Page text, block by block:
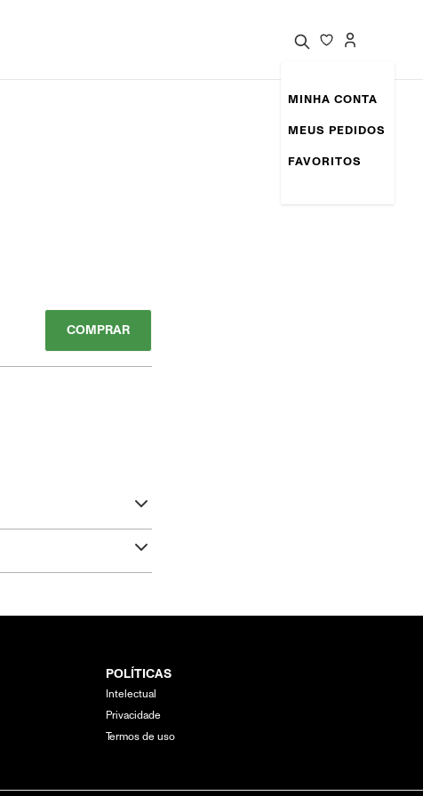
MINHA CONTA
MEUS PEDIDOS
FAVORITOS
COMPRAR
POLÍTICAS
Intelectual
Privacidade
Termos de uso